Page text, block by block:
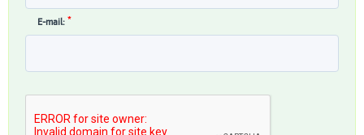
E-mail: *